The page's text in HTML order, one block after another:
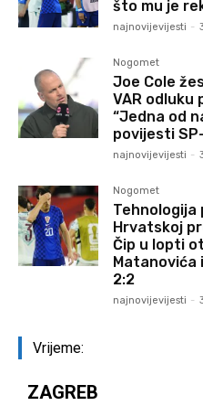
što mu je
najnovijevijesti -
Nogomet
Joe Cole
VAR
“Jedna od
povijesti
najnovijevijesti -
Nogomet
Tehnologija
Hrvatskoj
Čip u lopti
Matanovića
2:2
najnovijevijesti -
Vrijeme:
ZAGREB